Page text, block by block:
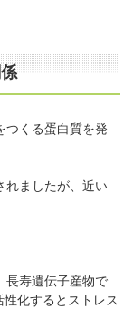
つくる蛋白質を発
れましたが、近い
長寿遺伝子産物で
化するとストレス